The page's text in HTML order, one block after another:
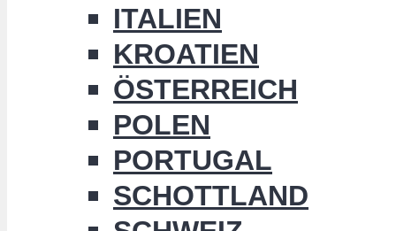
ITALIEN
KROATIEN
ÖSTERREICH
POLEN
PORTUGAL
SCHOTTLAND